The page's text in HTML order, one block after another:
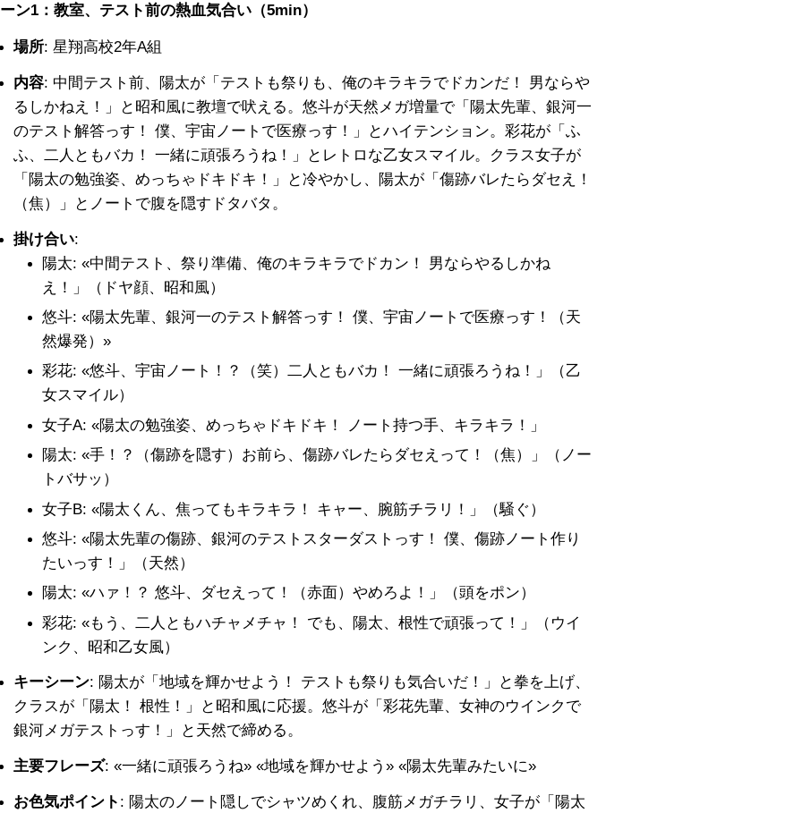
ン1：教室、テスト前の熱血気合い（5min）
場所: 星翔高校2年A組
内容: 中間テスト前、陽太が「テストも祭りも、俺のキラキラでドカンだ！ 男ならや
るしかねえ！」と昭和風に教壇で吠える。悠斗が天然メガ増量で「陽太先輩、銀河一
のテスト解答っす！ 僕、宇宙ノートで医療っす！」とハイテンション。彩花が「ふ
ふ、二人ともバカ！ 一緒に頑張ろうね！」とレトロな乙女スマイル。クラス女子が
「陽太の勉強姿、めっちゃドキドキ！」と冷やかし、陽太が「傷跡バレたらダセえ！
（焦）」とノートで腹を隠すドタバタ。
掛け合い:
陽太: «中間テスト、祭り準備、俺のキラキラでドカン！ 男ならやるしかね
え！」（ドヤ顔、昭和風）
悠斗: «陽太先輩、銀河一のテスト解答っす！ 僕、宇宙ノートで医療っす！（天
然爆発）»
彩花: «悠斗、宇宙ノート！？（笑）二人ともバカ！ 一緒に頑張ろうね！」（乙
女スマイル）
女子A: «陽太の勉強姿、めっちゃドキドキ！ ノート持つ手、キラキラ！」
陽太: «手！？（傷跡を隠す）お前ら、傷跡バレたらダセえって！（焦）」（ノー
トバサッ）
女子B: «陽太くん、焦ってもキラキラ！ キャー、腕筋チラリ！」（騒ぐ）
悠斗: «陽太先輩の傷跡、銀河のテストスターダストっす！ 僕、傷跡ノート作り
たいっす！」（天然）
陽太: «ハァ！？ 悠斗、ダセえって！（赤面）やめろよ！」（頭をポン）
彩花: «もう、二人ともハチャメチャ！ でも、陽太、根性で頑張って！」（ウイ
ンク、昭和乙女風）
キーシーン: 陽太が「地域を輝かせよう！ テストも祭りも気合いだ！」と拳を上げ、
クラスが「陽太！ 根性！」と昭和風に応援。悠斗が「彩花先輩、女神のウインクで
銀河メガテストっす！」と天然で締める。
主要フレーズ: «一緒に頑張ろうね» «地域を輝かせよう» «陽太先輩みたいに»
お色気ポイント : 陽太のノート隠しでシャツめくれ、腹筋メガチラリ、女子が「陽太